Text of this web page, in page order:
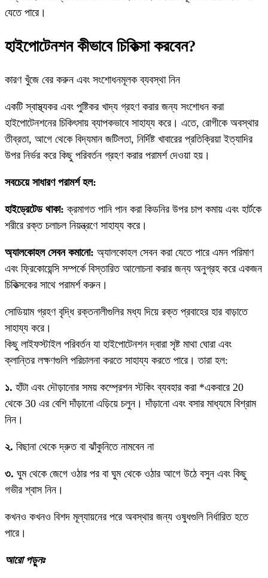
যেতে পারে।
হাইপোটেনশন কীভাবে চিকিত্সা করবেন?
কারণ খুঁজে বের করুন এবং সংশোধনমূলক ব্যবস্থা নিন
একটি স্বাস্থ্যকর এবং পুষ্টিকর খাদ্য গ্রহণ করার জন্য সংশোধন করা
হাইপোটেনশনের চিকিৎসায় ব্যাপকভাবে সাহায্য করে। এতে, রোগীকে অবস্থার
তীব্রতা, আগে থেকে বিদ্যমান জটিলতা, নির্দিষ্ট খাবারের প্রতিক্রিয়া ইত্যাদির
উপর নির্ভর করে কিছু পরিবর্তন গ্রহণ করার পরামর্শ দেওয়া হয়।
সবচেয়ে সাধারণ পরামর্শ হল:
হাইড্রেটেড থাকা: ক্রমাগত পানি পান করা কিডনির উপর চাপ কমায় এবং হার্টকে
শরীরে রক্ত ​​চলাচল নিয়ন্ত্রণে সাহায্য করে।
অ্যালকোহল সেবন কমানো: অ্যালকোহল সেবন করা যেতে পারে এমন পরিমাণ
এবং ফ্রিকোয়েন্সি সম্পর্কে বিস্তারিত আলোচনা করার জন্য অনুগ্রহ করে একজন
চিকিত্সকের সাথে পরামর্শ করুন।
সোডিয়াম গ্রহণ বৃদ্ধি রক্তনালীগুলির মধ্য দিয়ে রক্ত ​​প্রবাহের হার বাড়াতে
সাহায্য করে।
কিছু লাইফস্টাইল পরিবর্তন যা হাইপোটেনশন দ্বারা সৃষ্ট মাথা ঘোরা এবং
ক্লান্তির লক্ষণগুলি পরিচালনা করতে সাহায্য করতে পারে। তারা হল:
১. হাঁটা এবং দৌড়ানোর সময় কম্প্রেশন স্টকিং ব্যবহার করা *একবারে 20
থেকে 30 এর বেশি দাঁড়ানো এড়িয়ে চলুন। দাঁড়ানো এবং বসার মাধ্যমে বিশ্রাম
নিন।
২. বিছানা থেকে দ্রুত বা ঝাঁকুনিতে নামবেন না
৩. ঘুম থেকে জেগে ওঠার পর বা ঘুম থেকে ওঠার আগে উঠে বসুন এবং কিছু
গভীর শ্বাস নিন।
কখনও কখনও বিশদ মূল্যায়নের পরে অবস্থার জন্য ওষুধগুলি নির্ধারিত হতে
পারে।
আরো পড়ুনঃ